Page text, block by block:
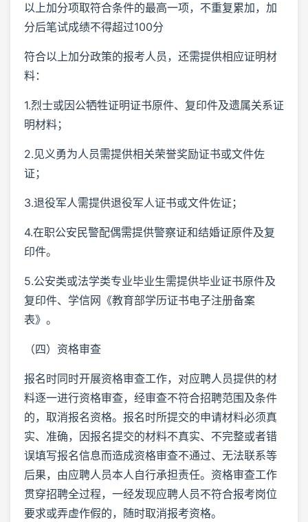
以上加分项取符合条件的最高一项，不重复累加，加
分后笔试成绩不得超过100分
符合以上加分政策的报考人员，还需提供相应证明材
料：
1.烈士或因公牺牲证明证书原件、复印件及遗属关系证
明材料；
2.见义勇为人员需提供相关荣誉奖励证书或文件佐
证；
3.退役军人需提供退役军人证书或文件佐证；
4.在职公安民警配偶需提供警察证和结婚证原件及复
印件。
5.公安类或法学类专业毕业生需提供毕业证书原件及
复印件、学信网《教育部学历证书电子注册备案
表》。
（四）资格审查
报名时同时开展资格审查工作，对应聘人员提供的材
料逐一进行资格审查，经审查不符合招聘范围及条件
的，取消报名资格。报名时所提交的申请材料必须真
实、准确，因报名提交的材料不真实、不完整或者错
误填写报名信息而造成资格审查不通过、无法联系等
后果，由应聘人员本人自行承担责任。资格审查工作
贯穿招聘全过程，一经发现应聘人员不符合报考岗位
要求或弄虚作假的，随时取消报考资格。